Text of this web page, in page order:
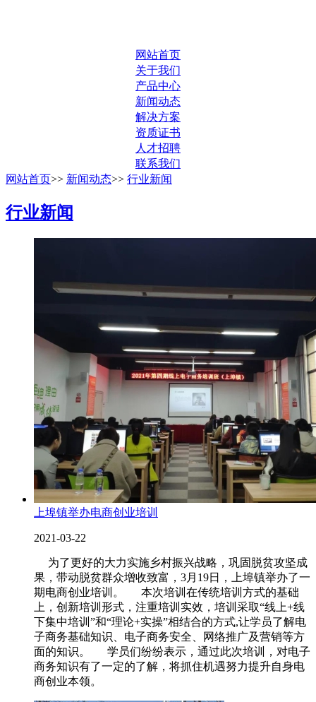
网站首页
关于我们
产品中心
新闻动态
解决方案
资质证书
人才招聘
联系我们
网站首页>> 新闻动态>> 行业新闻
行业新闻
上埠镇举办电商创业培训
2021-03-22
为了更好的大力实施乡村振兴战略，巩固脱贫攻坚成
果，带动脱贫群众增收致富，3月19日，上埠镇举办了一
期电商创业培训。 本次培训在传统培训方式的基础
上，创新培训形式，注重培训实效，培训采取“线上+线
下集中培训”和“理论+实操”相结合的方式,让学员了解电
子商务基础知识、电子商务安全、网络推广及营销等方
面的知识。 学员们纷纷表示，通过此次培训，对电子
商务知识有了一定的了解，将抓住机遇努力提升自身电
商创业本领。